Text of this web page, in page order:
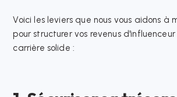
Voici les leviers que nous vous aidons à
pour structurer vos revenus
carrière solide :​